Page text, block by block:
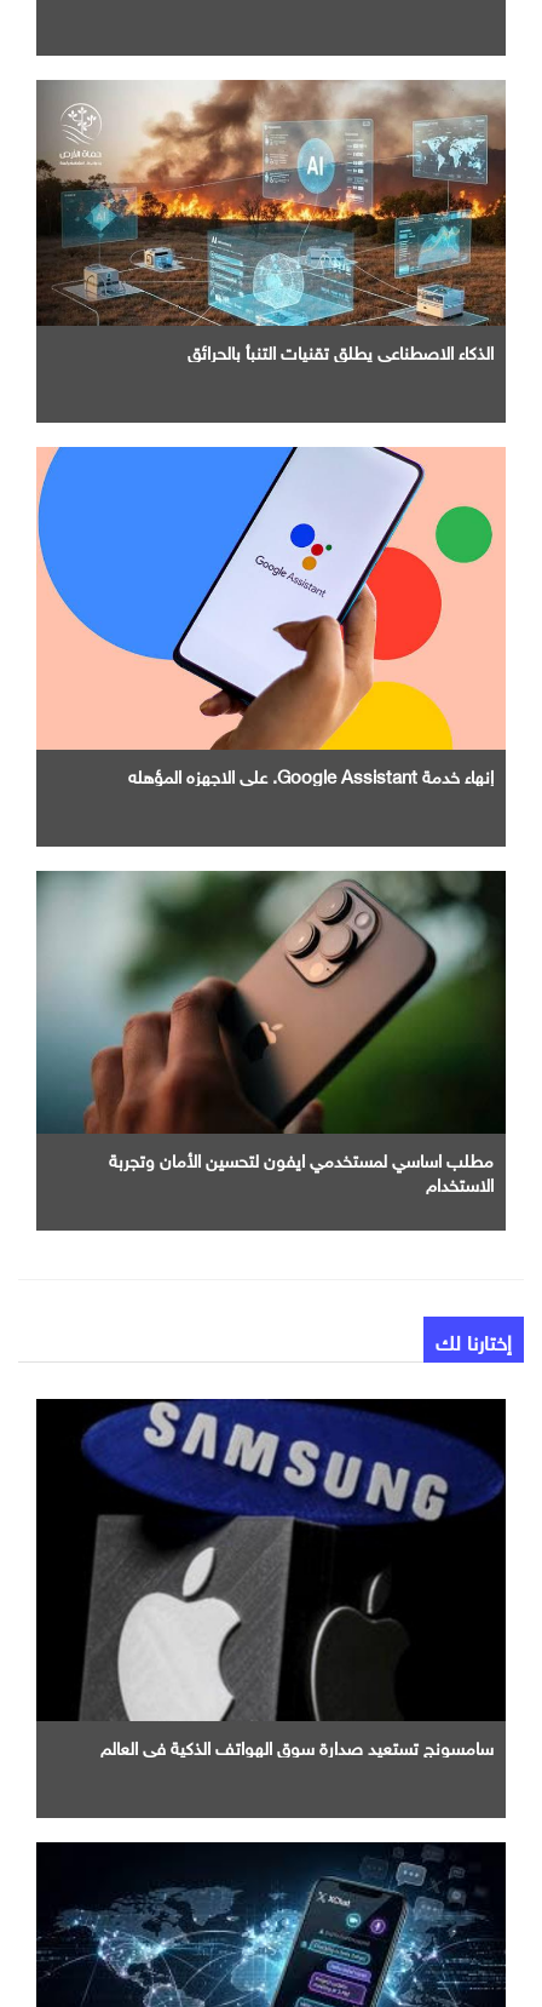
الذكاء الاصطناعي يطلق تقنيات التنبأ بالحرائق
إنهاء خدمة Google Assistant. علي الاجهزه المؤهله
مطلب اساسي لمستخدمي ايفون لتحسين الأمان وتجربة
الاستخدام
إختارنا لك
سامسونج تستعيد صدارة سوق الهواتف الذكية في العالم